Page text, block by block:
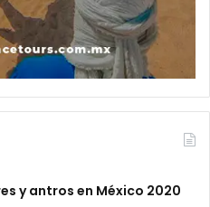
y antros en México 2020